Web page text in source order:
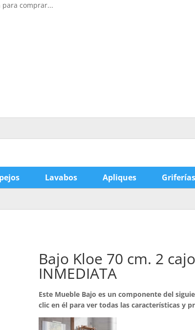
para comprar...
Lavabos Apliques Griferías
Bajo Kloe 70 cm. 2
INMEDIATA
Este Mueble Bajo es un componente del
clic en él para ver todas las características y